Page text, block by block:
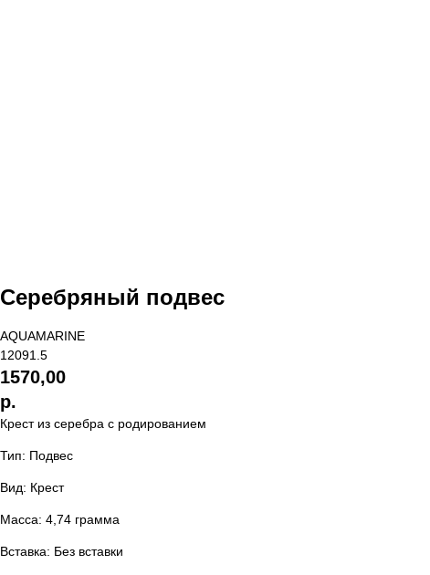
Серебряный подвес
AQUAMARINE
12091.5
1570,00
р.
Крест из серебра с родированием
Тип: Подвес
Вид: Крест
Масса: 4,74 грамма
Вставка: Без вставки